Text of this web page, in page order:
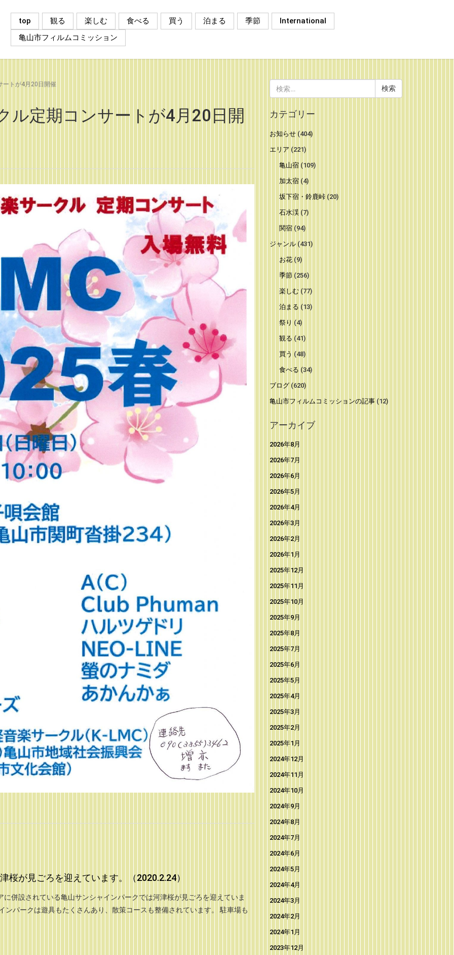
top 観る 楽しむ 食べる 買う 泊まる 季節
International
亀山市フィルムコミッション
ートが4月20日開催
ル定期コンサートが4月20日開
桜が見ごろを迎えています。（2020.2.24）
併設されている亀山サンシャインパークでは河津桜が見ごろを迎えていま
ンパークは遊具もたくさんあり、散策コースも整備されています。 駐車場も
索:
カテゴリー
お知らせ(404)
エリア (221)
亀山宿 (109)
加太宿 (4)
坂下宿・鈴鹿峠 (20)
石水渓 (7)
関宿 (94)
ジャンル(431)
お花 (9)
季節 (256)
楽しむ (77)
泊まる (13)
祭り (4)
観る (41)
買う (48)
食べる (34)
ブログ(620)
亀山市フィルムコミッションの記事(12)
アーカイブ
2026年8月
2026年7月
2026年6月
2026年5月
2026年4月
2026年3月
2026年2月
2026年1月
2025年12月
2025年11月
2025年10月
2025年9月
2025年8月
2025年7月
2025年6月
2025年5月
2025年4月
2025年3月
2025年2月
2025年1月
2024年12月
2024年11月
2024年10月
2024年9月
2024年8月
2024年7月
2024年6月
2024年5月
2024年4月
2024年3月
2024年2月
2024年1月
2023年12月